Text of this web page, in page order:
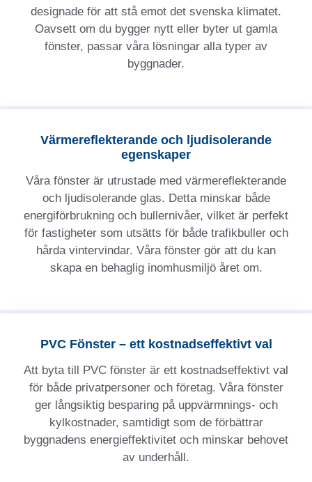
designade för att stå emot det svenska klimatet.
Oavsett om du bygger nytt eller byter ut gamla
fönster, passar våra lösningar alla typer av
byggnader.
Värmereflekterande och ljudisolerande
egenskaper
Våra fönster är utrustade med värmereflekterande
och ljudisolerande glas. Detta minskar både
energiförbrukning och bullernivåer, vilket är perfekt
för fastigheter som utsätts för både trafikbuller och
hårda vintervindar. Våra fönster gör att du kan
skapa en behaglig inomhusmiljö året om.
PVC Fönster – ett kostnadseffektivt val
Att byta till PVC fönster är ett kostnadseffektivt val
för både privatpersoner och företag. Våra fönster
ger långsiktig besparing på uppvärmnings- och
kylkostnader, samtidigt som de förbättrar
byggnadens energieffektivitet och minskar behovet
av underhåll.